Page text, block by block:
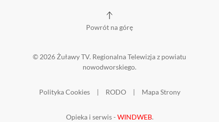
Powrót na górę
© 2026 Żuławy TV. Regionalna Telewizja z powiatu
nowodworskiego.
Polityka Cookies| RODO| Mapa Strony
Opieka i serwis - WINDWEB.